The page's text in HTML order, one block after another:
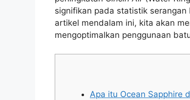
signifikan pada statistik
artikel mendalam ini, kita akan
mengoptimalkan penggunaan
Apa itu Ocean Sapphire